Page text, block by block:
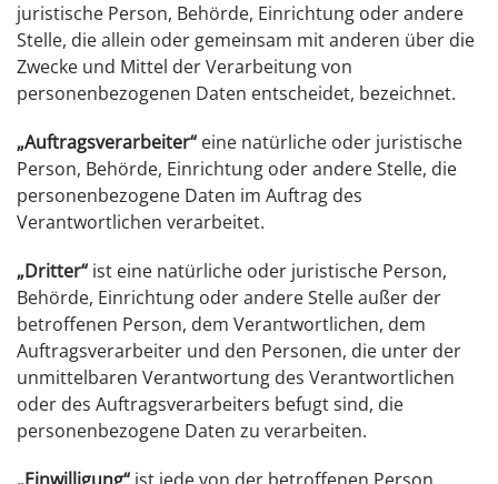
juristische Person, Behörde, Einrichtung oder andere
Stelle, die allein oder gemeinsam mit anderen über die
Zwecke und Mittel der Verarbeitung von
personenbezogenen Daten entscheidet, bezeichnet.
„Auftragsverarbeiter“ eine natürliche oder juristische
Person, Behörde, Einrichtung oder andere Stelle, die
personenbezogene Daten im Auftrag des
Verantwortlichen verarbeitet.
„Dritter“ ist eine natürliche oder juristische Person,
Behörde, Einrichtung oder andere Stelle außer der
betroffenen Person, dem Verantwortlichen, dem
Auftragsverarbeiter und den Personen, die unter der
unmittelbaren Verantwortung des Verantwortlichen
oder des Auftragsverarbeiters befugt sind, die
personenbezogene Daten zu verarbeiten.